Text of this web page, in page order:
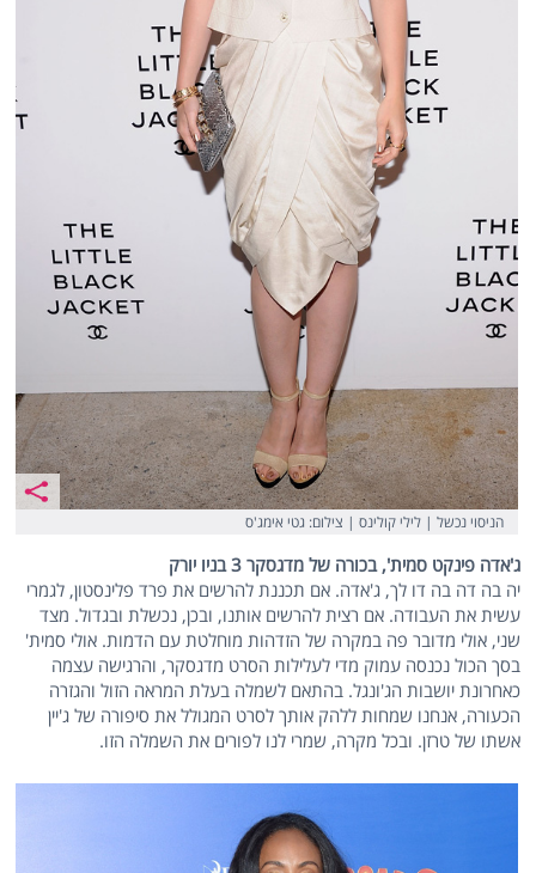
הניסוי נכשל | לילי קולינס | צילום: גטי אימג'ס
ג'אדה פינקט סמית', בכורה של מדגסקר 3 בניו יורק
יה בה דה בה דו לך, ג'אדה. אם תכננת להרשים את פרד פלינסטון, לגמרי
עשית את העבודה. אם רצית להרשים אותנו, ובכן, נכשלת ובגדול. מצד
שני, אולי מדובר פה במקרה של הזדהות מוחלטת עם הדמות. אולי סמית'
בסך הכול נכנסה עמוק מדי לעלילות הסרט מדגסקר, והרגישה עצמה
כאחרונת יושבות הג'ונגל. בהתאם לשמלה בעלת המראה הזול והגזרה
הכעורה, אנחנו שמחות ללהק אותך לסרט המגולל את סיפורה של ג'יין
אשתו של טרזן. ובכל מקרה, שמרי לנו לפורים את השמלה הזו.